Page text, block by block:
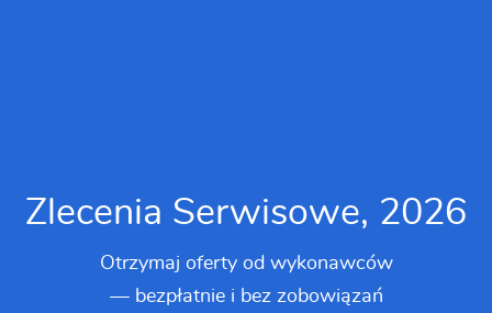
Zlecenia Serwisowe, 2026
Otrzymaj oferty od wykonawców
— bezpłatnie i bez zobowiązań